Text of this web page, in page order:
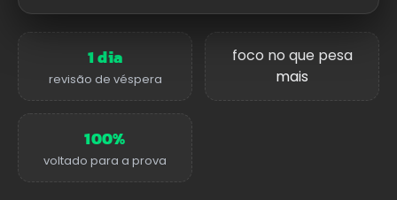
1 dia
revisão de véspera
foco no que pesa
mais
100%
voltado para a prova